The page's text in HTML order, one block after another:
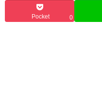
Pocket 0